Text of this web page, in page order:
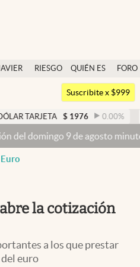
RIESGO
QUIÉN ES
QUIÉN
FORO
Argentina
México
Suscribite x $999
$ 1976 0.00% DÓLAR MEP
9 de agosto minuto a minuto
Euro
la cotización
a los que prestar
euro